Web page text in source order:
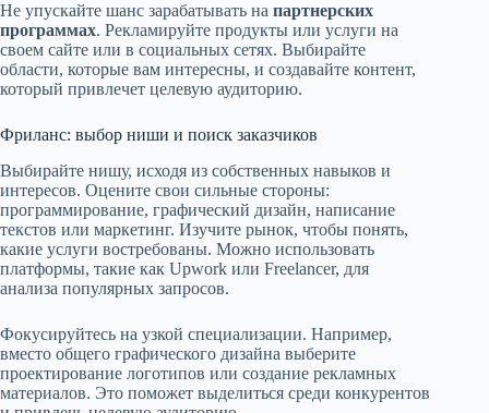
Не упускайте шанс зарабатывать на партнерских
программах. Рекламируйте продукты или услуги на
своем сайте или в социальных сетях. Выбирайте
области, которые вам интересны, и создавайте контент,
который привлечет целевую аудиторию.
Фриланс: выбор ниши и поиск заказчиков
Выбирайте нишу, исходя из собственных навыков и
интересов. Оцените свои сильные стороны:
программирование, графический дизайн, написание
текстов или маркетинг. Изучите рынок, чтобы понять,
какие услуги востребованы. Можно использовать
платформы, такие как Upwork или Freelancer, для
анализа популярных запросов.
Фокусируйтесь на узкой специализации. Например,
вместо общего графического дизайна выберите
проектирование логотипов или создание рекламных
материалов. Это поможет выделиться среди конкурентов